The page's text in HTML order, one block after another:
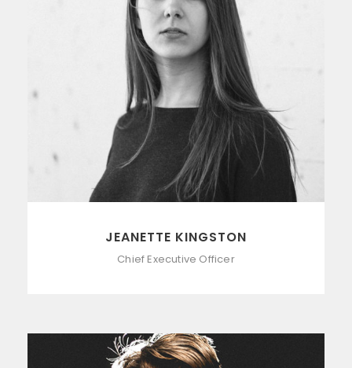
JEANETTE KINGSTON
Chief Executive Officer